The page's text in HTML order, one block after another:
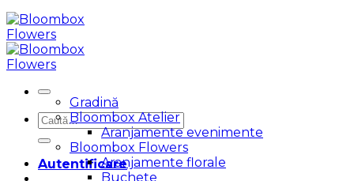
Caută
după:
Autentificare
Gradină
Bloombox Atelier
Aranjamente evenimente
Bloombox Flowers
Aranjamente florale
Buchete